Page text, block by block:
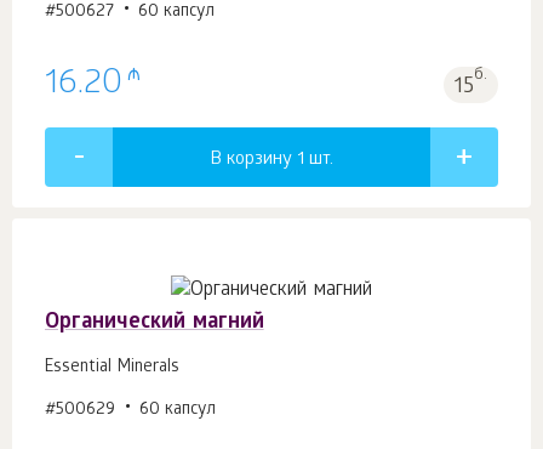
#500627 60 капсул
16.20 ₼ 15б.
В корзину 1 шт.
Органический магний
Essential Minerals
#500629 60 капсул